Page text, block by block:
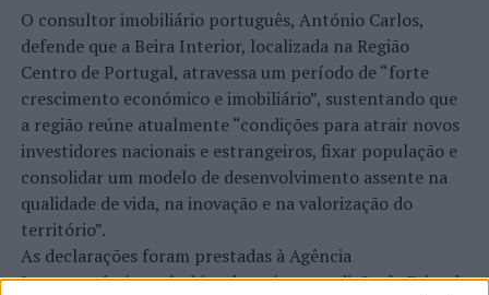
Doméstica, que disponibiliza um serviço de atendimento
especializado, confidencial e gratuito a vítimas de
violência doméstica; SER IGUALDADE – Atividade que
prevê o desenvolvimento de várias Ações de
sensibilização e/ou Seminários e/ou Campanhas sobre
Igualdade e Não Discriminação, em geral, e sobre
Violência Doméstica, em particular, dirigidas à
comunidade barcelense; e SER JUSTIÇA – Atividade que
prevê a construção e publicação de uma ferramenta
documental dirigida a juristas e advogados/as sobre
boas-práticas de intervenção do Direito na área da
O consultor imobiliário português, António Carlos,
defende que a Beira Interior, localizada na Região
Centro de Portugal, atravessa um período de “forte
crescimento económico e imobiliário”, sustentando que
a região reúne atualmente “condições para atrair novos
investidores nacionais e estrangeiros, fixar população e
consolidar um modelo de desenvolvimento assente na
qualidade de vida, na inovação e na valorização do
território”.
As declarações foram prestadas à Agência
Incomparáveis no âmbito de mais uma edição da Feira de